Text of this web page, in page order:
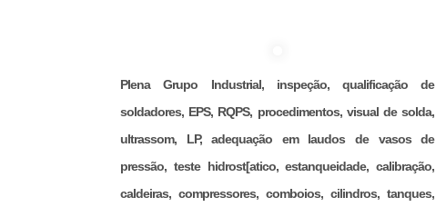
Plena Grupo Industrial, inspeção, qualificação de
soldadores, EPS, RQPS, procedimentos, visual de solda,
ultrassom, LP, adequação em laudos de vasos de
pressão, teste hidrost[atico, estanqueidade, calibração,
caldeiras, compressores, comboios, cilindros, tanques,